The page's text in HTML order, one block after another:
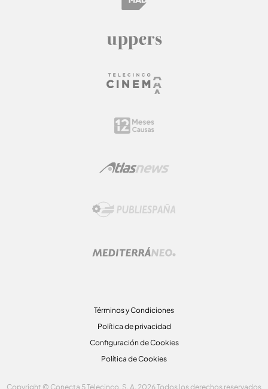
Términos y Condiciones
Política de privacidad
Configuración de Cookies
Política de Cookies
Copyright © Conecta 5 Telecinco, S. A. 2026 Todos los derechos reservados